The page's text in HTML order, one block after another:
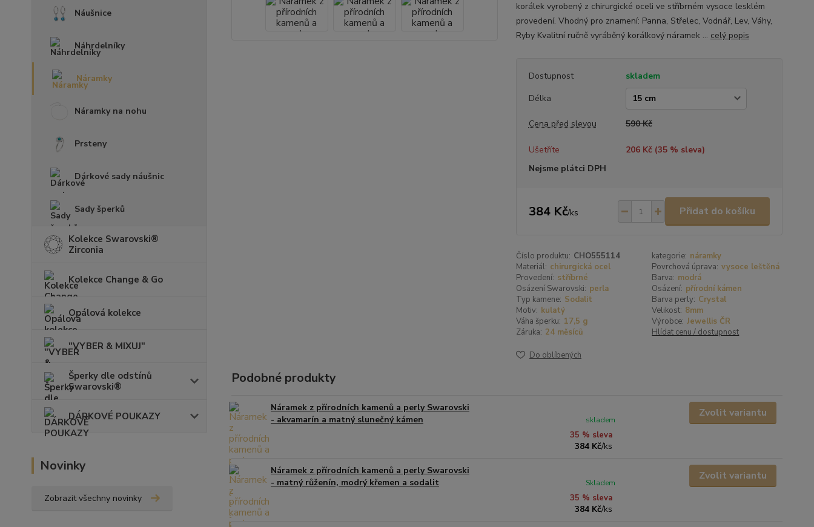
Náušnice
Náhrdelníky
Náramky
Náramky na nohu
Prsteny
Dárkové sady náušnic
Sady šperků
Kolekce Swarovski®
Zirconia
Kolekce Change & Go
Opálová kolekce
"VYBER & MIXUJ"
Šperky dle odstínů
Swarovski®
DÁRKOVÉ POUKAZY
Novinky
Zobrazit všechny novinky
korálek vyrobený z chirurgické oceli ve stříbrném vysoce lesklém
provedení. Vhodný pro znamení: Panna, Střelec, Vodnář, Lev, Váhy,
Ryby Kvalitní ručně vyráběný korálkový náramek ... celý popis
Dostupnost
skladem
Délka
Cena před slevou 590 Kč
Ušetříte 206 Kč (35% sleva)
Nejsme plátci DPH
384 Kč/ks Přidat do košíku
Číslo produktu: CHO555114 kategorie: náramky
Materiál: chirurgická ocel Povrchová úprava: vysoce leštěná
Provedení: stříbrné Barva: modrá
Osázení Swarovski: perla Osázení: přírodní kámen
Typ kamene: Sodalit Barva perly: Crystal
Motiv: kulatý Velikost: 8mm
Váha šperku: 17,5 g Výrobce: Jewellis ČR
Záruka: 24 měsíců Hlídat cenu / dostupnost
Do oblíbených
Podobné produkty
Náramek z přírodních kamenů a perly Swarovski
- akvamarín a matný slunečný kámen
35 % sleva
384 Kč/ks
skladem
Zvolit variantu
Náramek z přírodních kamenů a perly Swarovski
- matný růženín, modrý křemen a sodalit
35 % sleva
384 Kč/ks
Skladem
Zvolit variantu